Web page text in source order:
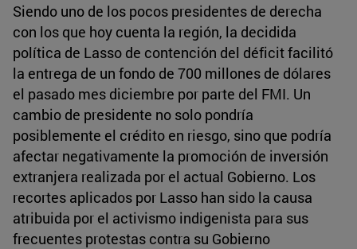
Siendo uno de los pocos presidentes de derecha
con los que hoy cuenta la región, la decidida
política de Lasso de contención del déficit facilitó
la entrega de un fondo de 700 millones de dólares
el pasado mes diciembre por parte del FMI. Un
cambio de presidente no solo pondría
posiblemente el crédito en riesgo, sino que podría
afectar negativamente la promoción de inversión
extranjera realizada por el actual Gobierno. Los
recortes aplicados por Lasso han sido la causa
atribuida por el activismo indigenista para sus
frecuentes protestas contra su Gobierno